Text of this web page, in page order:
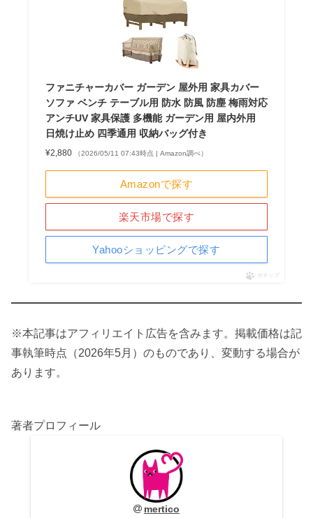
ファニチャーカバー ガーデン 屋外用 家具カバー
ソファ ベンチ テーブル用 防水 防風 防塵 梅雨対応
アンチUV 家具保護 多機能 ガーデン用 屋内外用
日焼け止め 四季通用 収納バッグ付き
¥2,880 （2026/05/11 07:43時点 | Amazon調べ）
Amazonで探す
楽天市場で探す
Yahooショッピングで探す
ポチップ
※本記事はアフィリエイト広告を含みます。掲載価格は記
事執筆時点（2026年5月）のものであり、変動する場合が
あります。
著者プロフィール
mertico